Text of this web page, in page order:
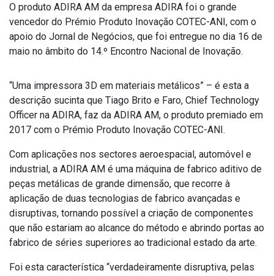
O produto ADIRA AM da empresa ADIRA foi o grande
vencedor do Prémio Produto Inovação COTEC-ANI, com o
apoio do Jornal de Negócios, que foi entregue no dia 16 de
maio no âmbito do 14.º Encontro Nacional de Inovação.
“Uma impressora 3D em materiais metálicos” – é esta a
descrição sucinta que Tiago Brito e Faro, Chief Technology
Officer na ADIRA, faz da ADIRA AM, o produto premiado em
2017 com o Prémio Produto Inovação COTEC-ANI.
Com aplicações nos sectores aeroespacial, automóvel e
industrial, a ADIRA AM é uma máquina de fabrico aditivo de
peças metálicas de grande dimensão, que recorre à
aplicação de duas tecnologias de fabrico avançadas e
disruptivas, tornando possível a criação de componentes
que não estariam ao alcance do método e abrindo portas ao
fabrico de séries superiores ao tradicional estado da arte.
Foi esta característica “verdadeiramente disruptiva, pelas